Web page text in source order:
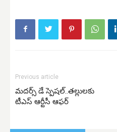
Previous article
మదర్స్ డే స్పెషల్..తల్లులకు
టీఎస్ ఆర్టీసీ ఆఫర్